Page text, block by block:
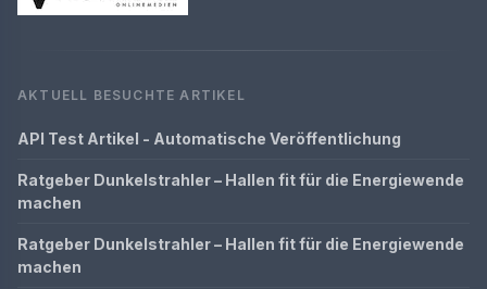
AKTUELL BESUCHTE ARTIKEL
API Test Artikel - Automatische Veröffentlichung
Ratgeber Dunkelstrahler – Hallen fit für die Energiewende
machen
Ratgeber Dunkelstrahler – Hallen fit für die Energiewende
machen